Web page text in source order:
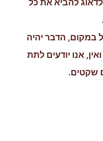
לדאוג להביא את כל
במקום, הדבר יהיה
אנו יודעים לתת
שקטים.